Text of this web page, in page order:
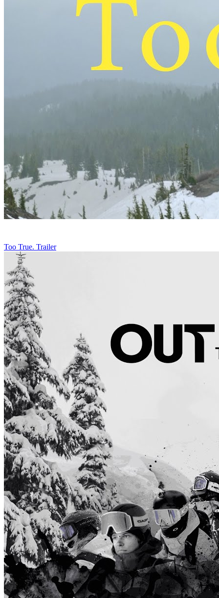
Too True. Trailer